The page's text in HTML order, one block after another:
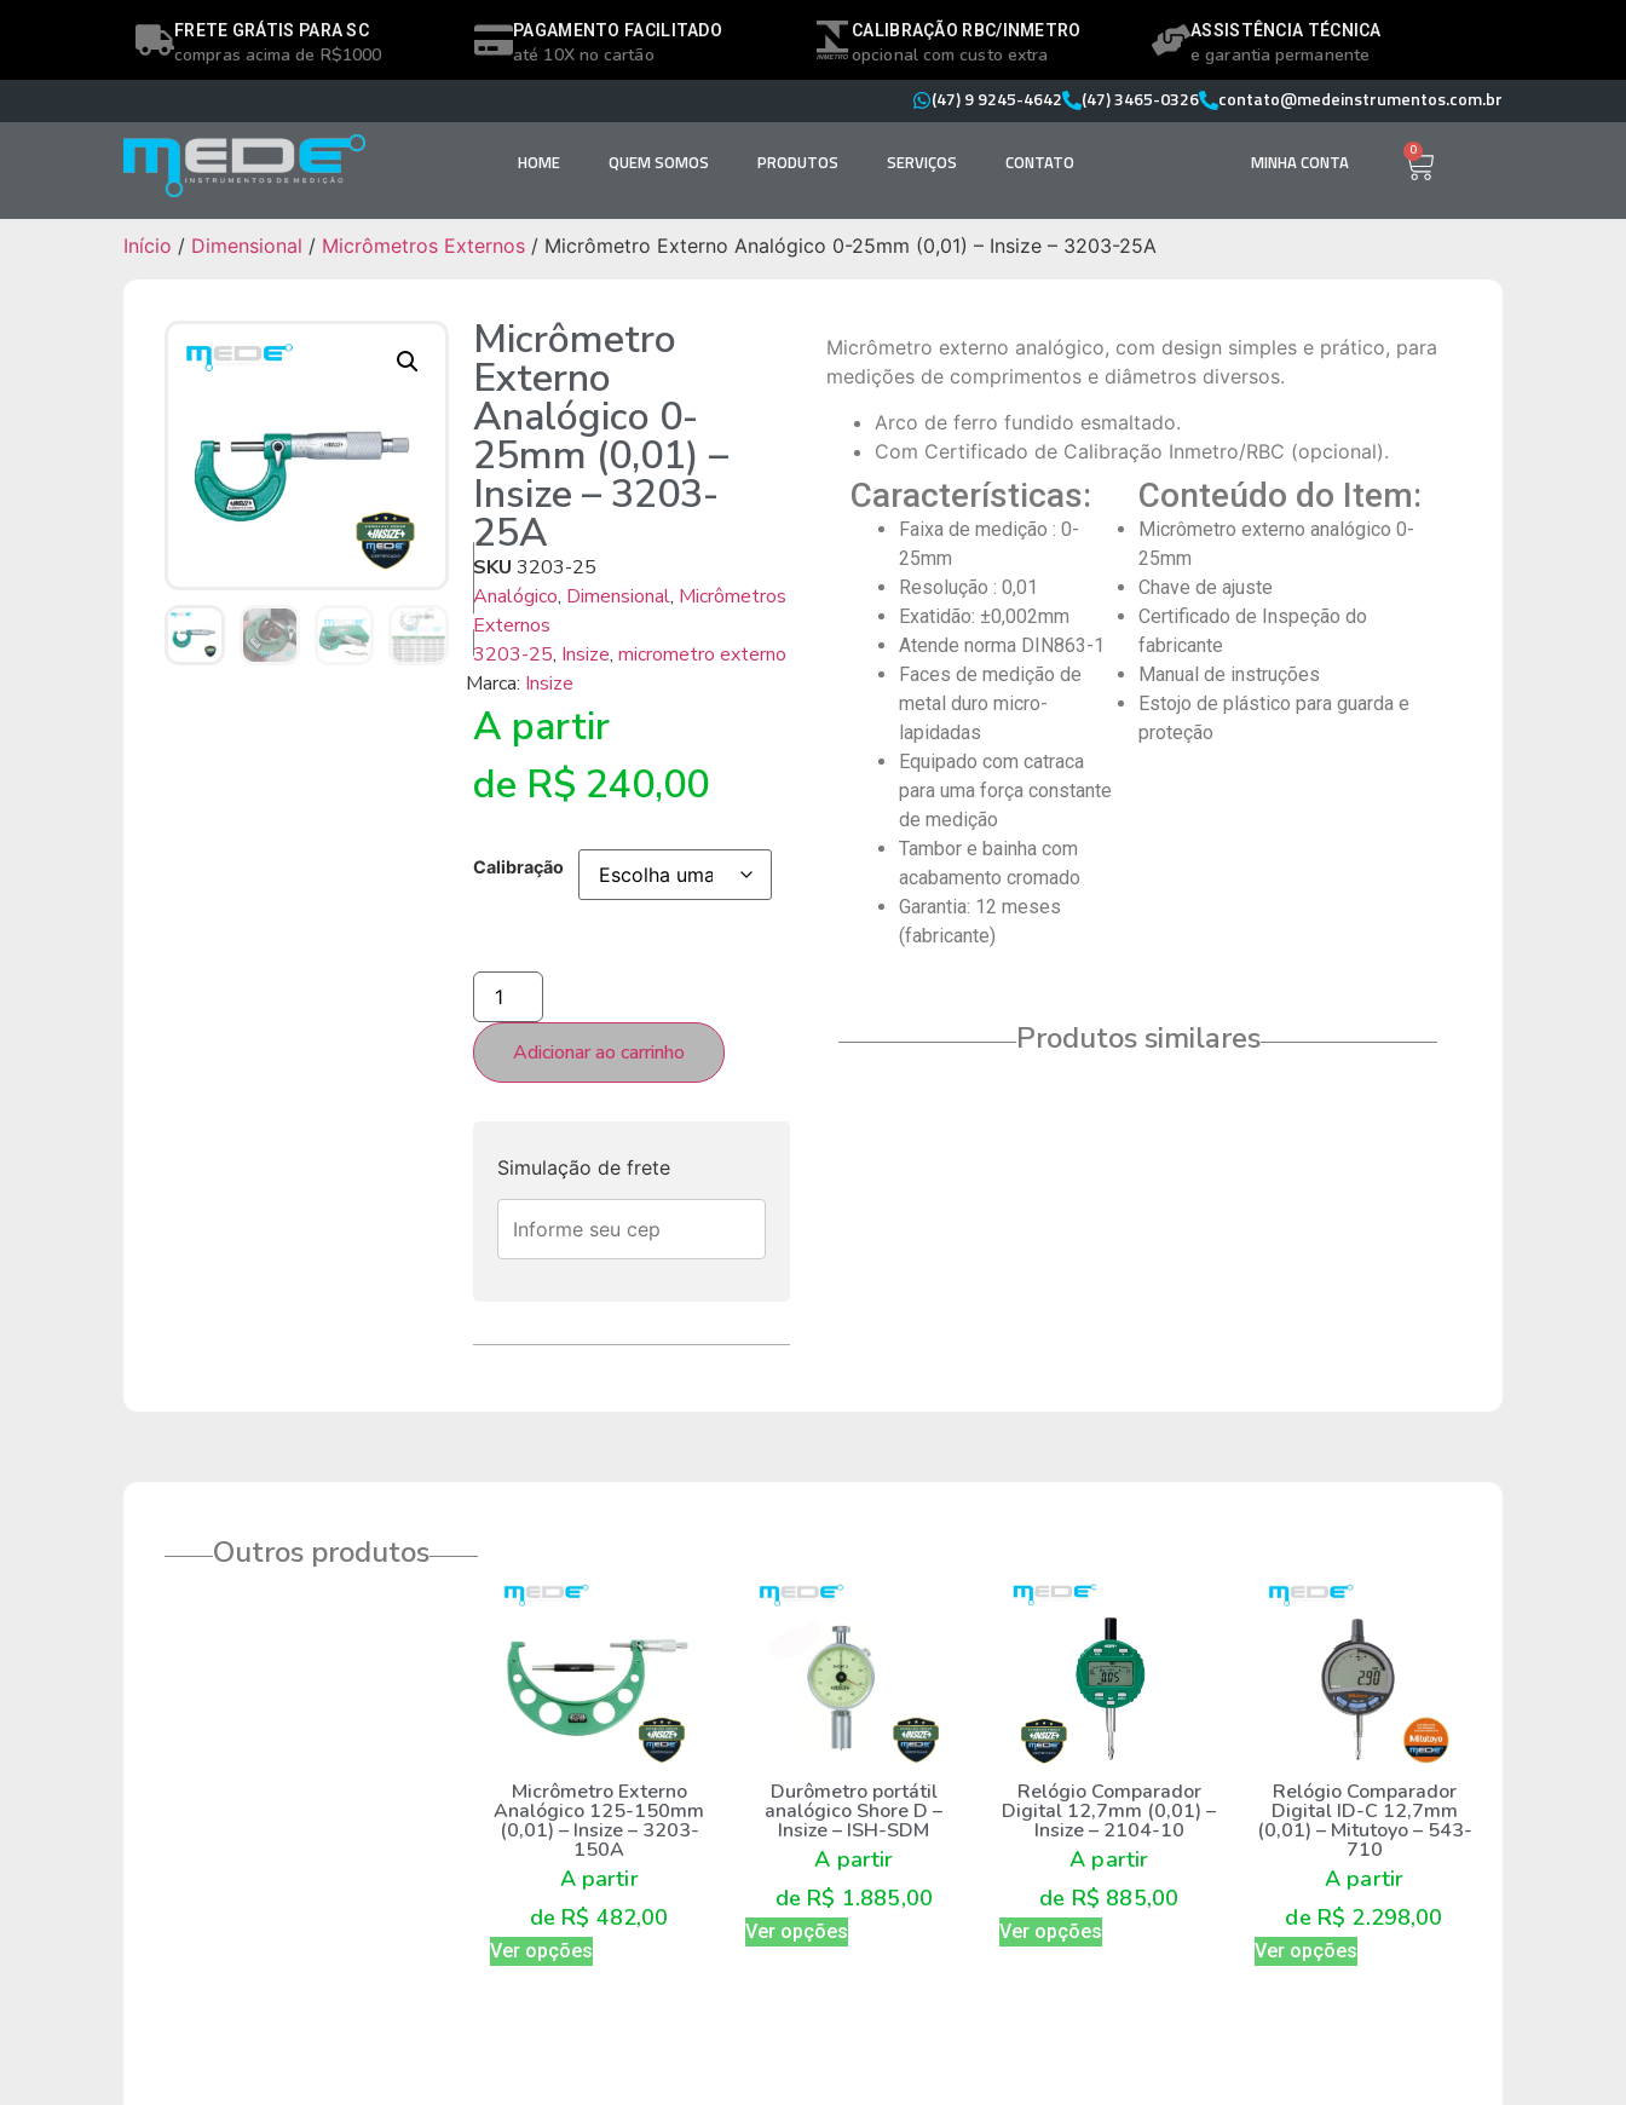
FRETE GRÁTIS PARA SC
compras acima de R$1000
PAGAMENTO FACILITADO
até 10X no cartão
CALIBRAÇÃO RBC/INMETRO
opcional com custo extra
ASSISTÊNCIA TÉCNICA
e garantia permanente
(47) 9 9245-4642 (47) 3465-0326 contato@medeinstrumentos.com.br
HOME QUEM SOMOS PRODUTOS SERVIÇOS CONTATO MINHA CONTA 0
Início / Dimensional / Micrômetros Externos / Micrômetro Externo Analógico 0-25mm (0,01) – Insize – 3203-25A
Micrômetro
Externo
Analógico 0-
25mm (0,01) –
Insize – 3203-
25A
SKU3203-25
Analógico, Dimensional, Micrômetros
Externos
3203-25, Insize,micrometro externo
Marca: Insize
A partir
de R$ 240,00
Calibração
Adicionar ao carrinho
Simulação de frete
Micrômetro externo analógico, com design simples e prático, para
medições de comprimentos e diâmetros diversos.
Arco de ferro fundido esmaltado.
Com Certificado de Calibração Inmetro/RBC (opcional).
Características:
Faixa de medição : 0-
25mm
Resolução : 0,01
Exatidão: ±0,002mm
Atende norma DIN863-1
Faces de medição de
metal duro micro-
lapidadas
Equipado com catraca
para uma força constante
de medição
Tambor e bainha com
acabamento cromado
Garantia: 12 meses
(fabricante)
Conteúdo do Item:
Micrômetro externo analógico 0-
25mm
Chave de ajuste
Certificado de Inspeção do
fabricante
Manual de instruções
Estojo de plástico para guarda e
proteção
Produtos similares
Outros produtos
Micrômetro Externo
Analógico 125-150mm
(0,01) – Insize – 3203-
150A
A partir
de R$ 482,00
Ver opções
Durômetro portátil
analógico Shore D –
Insize – ISH-SDM
A partir
de R$ 1.885,00
Ver opções
Relógio Comparador
Digital 12,7mm (0,01) –
Insize – 2104-10
A partir
de R$ 885,00
Ver opções
Relógio Comparador
Digital ID-C 12,7mm
(0,01) – Mitutoyo – 543-
710
A partir
de R$ 2.298,00
Ver opções